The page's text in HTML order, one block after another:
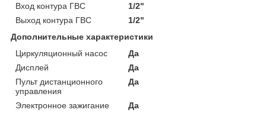
Вход контура ГВС
1/2"
Выход контура ГВС
1/2"
Дополнительные характеристики
Циркуляционный насос
Да
Дисплей
Да
Пульт дистанционного
управления
Да
Электронное зажигание
Да